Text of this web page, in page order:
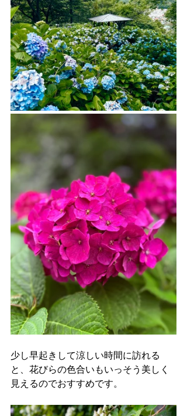
少し早起きして涼しい時間に訪れる
と、花びらの色合いもいっそう美しく
見えるのでおすすめです。